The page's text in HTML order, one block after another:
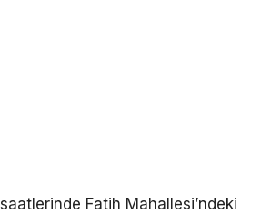
Fatih Mahallesi’ndeki